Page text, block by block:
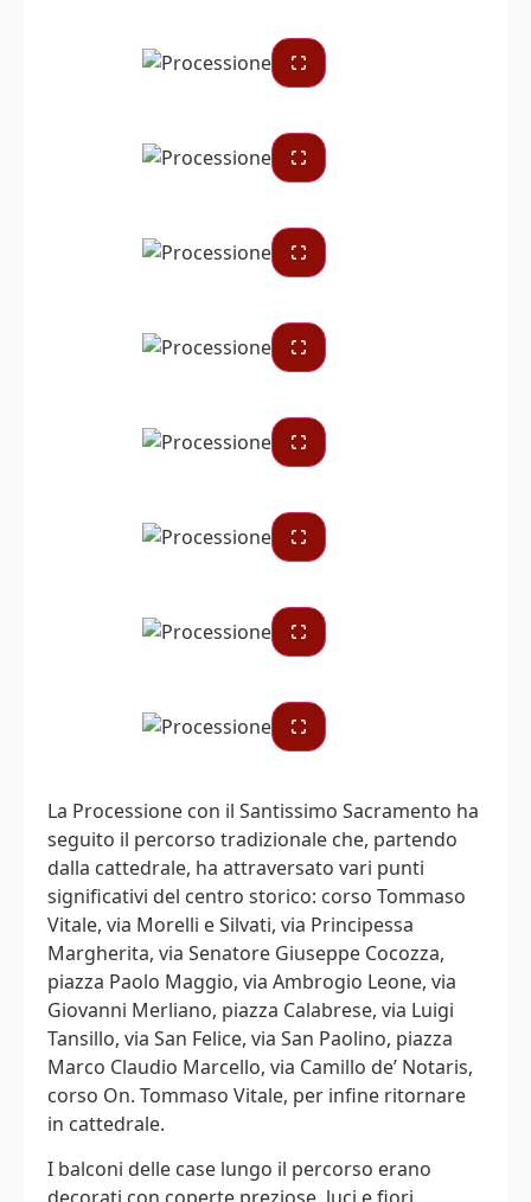
La Processione con il Santissimo Sacramento ha
seguito il percorso tradizionale che, partendo
dalla cattedrale, ha attraversato vari punti
significativi del centro storico: corso Tommaso
Vitale, via Morelli e Silvati, via Principessa
Margherita, via Senatore Giuseppe Cocozza,
piazza Paolo Maggio, via Ambrogio Leone, via
Giovanni Merliano, piazza Calabrese, via Luigi
Tansillo, via San Felice, via San Paolino, piazza
Marco Claudio Marcello, via Camillo de’ Notaris,
corso On. Tommaso Vitale, per infine ritornare
in cattedrale.
I balconi delle case lungo il percorso erano